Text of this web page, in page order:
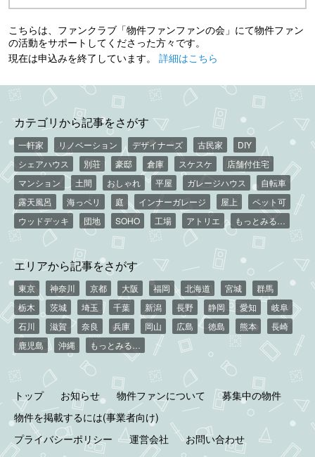
こちらは、ファンクラブ「物件ファンファンの会」にて物件ファン
の活動をサポートしてくださった方々です。
現在は申込みを終了しています。 詳細はこちら
カテゴリから記事をさがす
一軒家 リノベーション デザイナーズ 古民家
DIY
シェアハウス
別荘 豪邸 倉庫 スケスケ
店舗付住宅
マンション
土間 おしゃれ 平屋 ガレージハウス
自転車
露天風呂
海っペリ 庭 インナーガレージ 屋上
ペット可
ウッドデッキ
団地 SOHO 工場 アトリエ もっとみる…
エリアから記事をさがす
東京 神奈川 京都 大阪 福岡 北海道 宮城
群馬
栃木
茨城 埼玉 千葉 新潟 長野 静岡 愛知
岐阜
石川
滋賀 奈良 兵庫 岡山 広島 徳島 熊本
長崎
鹿児島
沖縄 もっとみる…
トップ お知らせ 物件ファンについて
募集中の物件
物件を掲載するには(事業者向け)
プライバシーポリシー
運営会社 お問い合わせ